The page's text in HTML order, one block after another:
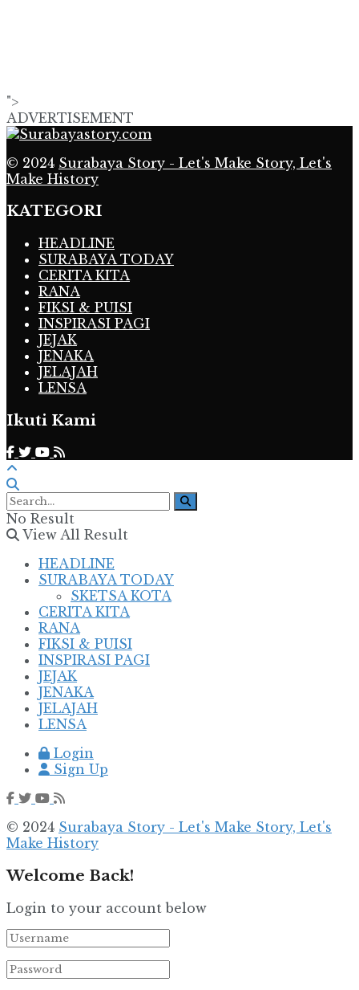
">
ADVERTISEMENT
© 2024 Surabaya Story - Let's Make Story, Let's
Make History
KATEGORI
HEADLINE
SURABAYA TODAY
CERITA KITA
RANA
FIKSI & PUISI
INSPIRASI PAGI
JEJAK
JENAKA
JELAJAH
LENSA
Ikuti Kami
No Result
View All Result
HEADLINE
SURABAYA TODAY
SKETSA KOTA
CERITA KITA
RANA
FIKSI & PUISI
INSPIRASI PAGI
JEJAK
JENAKA
JELAJAH
LENSA
Login
Sign Up
© 2024 Surabaya Story - Let's Make Story, Let's
Make History
Welcome Back!
Login to your account below